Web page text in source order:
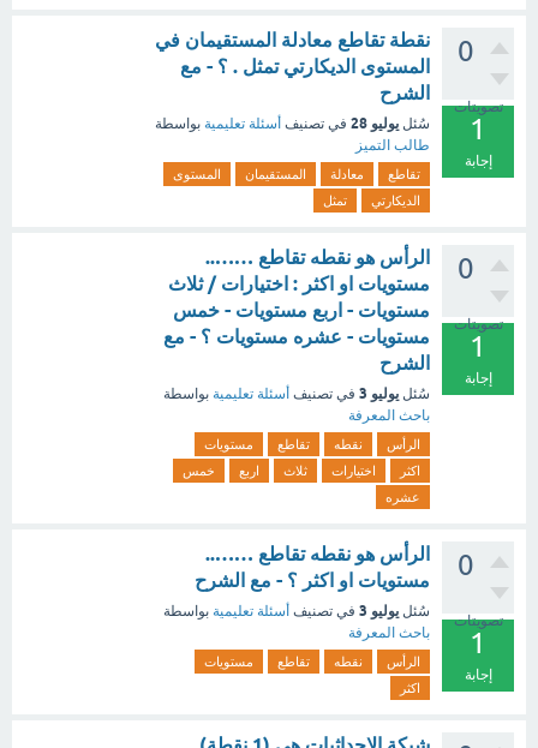
0
تصويتات
1
إجابة
نقطة تقاطع معادلة المستقيمان في
المستوى الديكارتي تمثل . ؟ - مع
الشرح
سُئل يوليو 28 في تصنيف أسئلة تعليمية بواسطة
طالب التميز
تقاطع معادلة المستقيمان
المستوى
الديكارتي
تمثل
0
تصويتات
1
إجابة
الرأس هو نقطه تقاطع ……..
مستويات او اكثر : اختيارات / ثلاث
مستويات - اربع مستويات - خمس
مستويات - عشره مستويات ؟ - مع
الشرح
سُئل يوليو 3 في تصنيف أسئلة تعليمية بواسطة
باحث المعرفة
الرأس نقطه تقاطع
مستويات
اكثر
اختيارات ثلاث اربع
خمس
عشره
0
تصويتات
1
إجابة
الرأس هو نقطه تقاطع ……..
مستويات او اكثر ؟ - مع الشرح
سُئل يوليو 3 في تصنيف أسئلة تعليمية بواسطة
باحث المعرفة
الرأس نقطه تقاطع
مستويات
اكثر